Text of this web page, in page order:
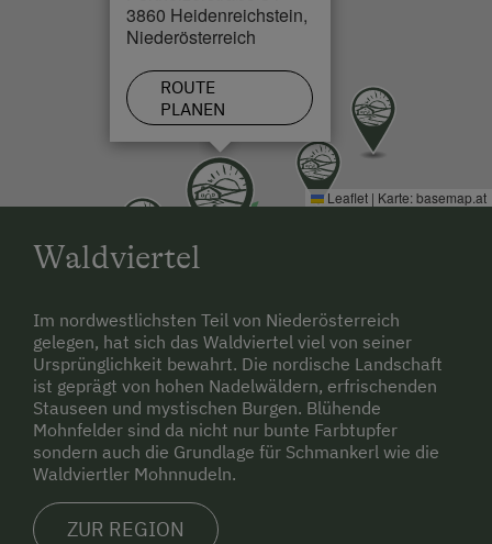
Ende - Straße E 14 bis Freistadt - Straße A38 bis
Karlstift - Straße A41 bis Schrems - Straße A80 bis
Anfahrt mit dem Zug
bis Gmünd mit Bahn, ab Gmünd mit Postautobus bis
Heidenreichstein, Auskunft über Fahrzeiten der
Busse: Tel.: +43 (0) 810 222 333 oder www.oebb.at
Heidenreichstein.
Egal wie Sie anreisen - Wir holen Sie gerne ab!
3860 Heidenreichstein,
Niederösterreich
ROUTE
PLANEN
Leaflet | Karte:basemap.at
Waldviertel
Im nordwestlichsten Teil von Niederösterreich
gelegen, hat sich das Waldviertel viel von seiner
Ursprünglichkeit bewahrt. Die nordische Landschaft
ist geprägt von hohen Nadelwäldern, erfrischenden
Stauseen und mystischen Burgen. Blühende
Mohnfelder sind da nicht nur bunte Farbtupfer
sondern auch die Grundlage für Schmankerl wie die
Waldviertler Mohnnudeln.
ZUR REGION